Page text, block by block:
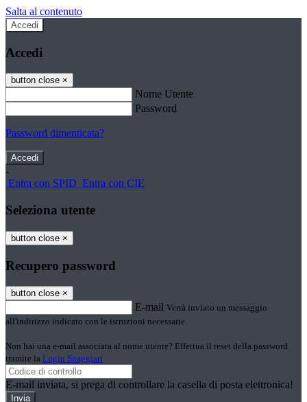
Salta al contenuto
Accedi
Accedi
button close ×
Nome Utente
Password
Password dimenticata?
-
Entra con SPID Entra con CIE
Seleziona utente
button close ×
Recupero password
button close ×
E-mail Verrà inviato un messaggio
all'indirizzo indicato con le istruzioni necessarie.
Non hai una e-mail associata al nome utente? Effettua il reset della password
tramite la Login Spaggiari
E-mail inviata, si prega di controllare la casella di posta elettronica!